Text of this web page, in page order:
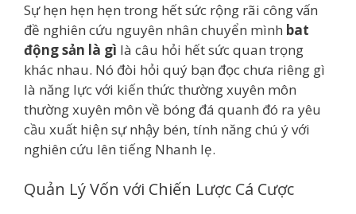
Sự hẹn hẹn hẹn trong hết sức rộng rãi công vấn
đề nghiên cứu nguyên nhân chuyển mình bat
động sản là gì là câu hỏi hết sức quan trọng
khác nhau. Nó đòi hỏi quý bạn đọc chưa riêng gì
là năng lực với kiến thức thường xuyên môn
thường xuyên môn về bóng đá quanh đó ra yêu
cầu xuất hiện sự nhậy bén, tính năng chú ý với
nghiên cứu lên tiếng Nhanh lẹ.
Quản Lý Vốn với Chiến Lược Cá Cược